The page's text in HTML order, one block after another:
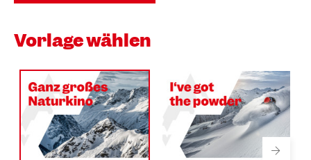
Vorlage wählen